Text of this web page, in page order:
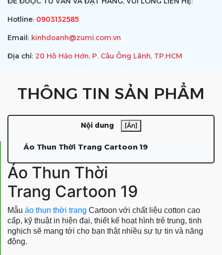
Hotline: 0903132585
Email: kinhdoanh@zumi.com.vn
Địa chỉ: 20 Hồ Hảo Hớn, P. Cầu Ông Lãnh, TP.HCM
THÔNG TIN SẢN PHẨM
Nội dung [Ẩn]
Áo Thun Thời Trang Cartoon 19
Áo Thun Thời
Trang Cartoon 19
Mẫu áo thun thời trang Cartoon với chất liệu cotton cao
cấp, kỹ thuật in hiện đại, thiết kế hoạt hình trẻ trung, tinh
nghịch sẽ mang tới cho bạn thật nhiều sự tự tin và năng
động.